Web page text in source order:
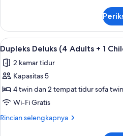
3
Children)
Dupleks
Deluks
(2
Adults
+
3
Lihat
semua
foto
untuk
Dupleks
Deluks
(4
9
Dupleks Deluks (4 Adults + 1
2 kamar tidur
Kapasitas 5
4 twin dan 2 tempat tidur sofa twin
Wi-Fi Gratis
Rincian selengkapnya
Rincian